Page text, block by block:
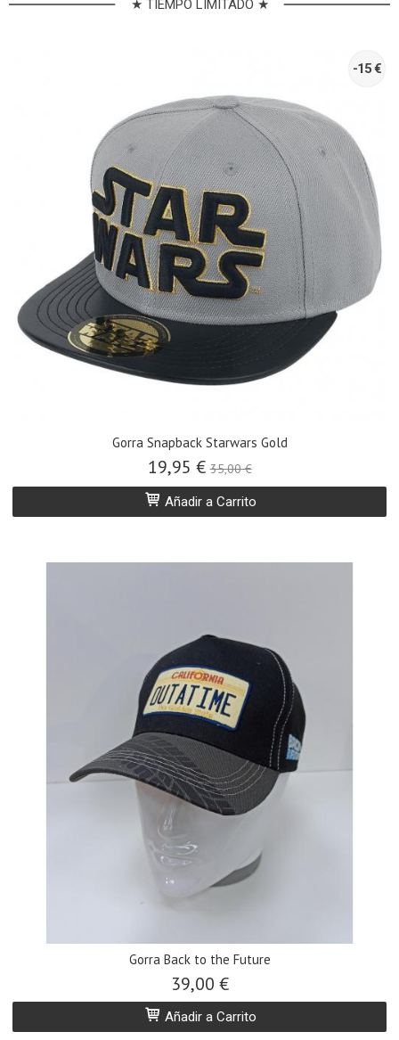
★ TIEMPO LIMITADO ★
-15 €
Gorra Snapback Starwars Gold
19,95 €35,00 €
Añadir a Carrito
Gorra Back to the Future
39,00 €
Añadir a Carrito